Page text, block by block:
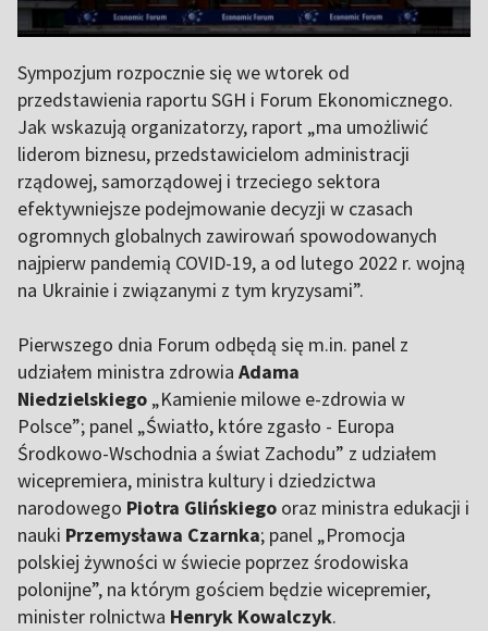
Sympozjum rozpocznie się we wtorek od
przedstawienia raportu SGH i Forum Ekonomicznego.
Jak wskazują organizatorzy, raport „ma umożliwić
liderom biznesu, przedstawicielom administracji
rządowej, samorządowej i trzeciego sektora
efektywniejsze podejmowanie decyzji w czasach
ogromnych globalnych zawirowań spowodowanych
najpierw pandemią COVID-19, a od lutego 2022 r. wojną
na Ukrainie i związanymi z tym kryzysami”.
Pierwszego dnia Forum odbędą się m.in. panel z
udziałem ministra zdrowia Adama
Niedzielskiego „Kamienie milowe e-zdrowia w
Polsce”; panel „Światło, które zgasło - Europa
Środkowo-Wschodnia a świat Zachodu” z udziałem
wicepremiera, ministra kultury i dziedzictwa
narodowego Piotra Glińskiego oraz ministra edukacji i
nauki Przemysława Czarnka; panel „Promocja
polskiej żywności w świecie poprzez środowiska
polonijne”, na którym gościem będzie wicepremier,
minister rolnictwa Henryk Kowalczyk.